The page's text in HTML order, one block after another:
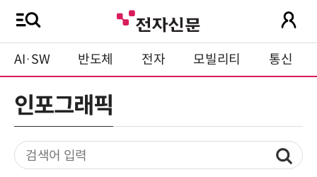
AI·SW 반도체 전자 모빌리티 통신
인포그래픽